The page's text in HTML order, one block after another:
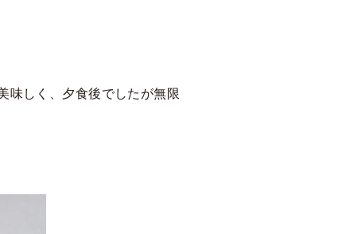
味しく、夕食後でしたが無限